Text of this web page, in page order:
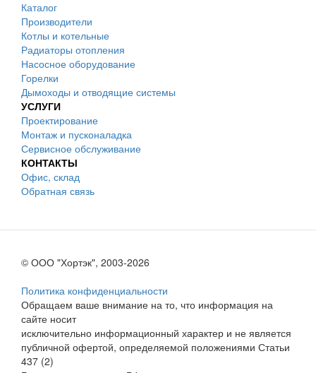
Каталог
Производители
Котлы и котельные
Радиаторы отопления
Насосное оборудование
Горелки
Дымоходы и отводящие системы
УСЛУГИ
Проектирование
Монтаж и пусконаладка
Сервисное обслуживание
КОНТАКТЫ
Офис, склад
Обратная связь
© ООО "Хортэк", 2003-2026
Политика конфиденциальности
Обращаем ваше внимание на то, что информация на
сайте носит
исключительно информационный характер и не является
публичной офертой, определяемой положениями Статьи
437 (2)